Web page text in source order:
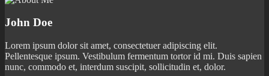
John Doe
Lorem ipsum dolor sit amet, consectetuer adipiscing elit.
Pellentesque ipsum. Vestibulum fermentum tortor id mi. Duis sapien
nunc, commodo et, interdum suscipit, sollicitudin et, dolor.